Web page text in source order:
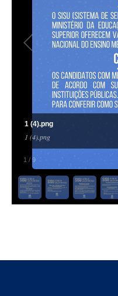
1 / 9
1 (4).png
1 (4).png